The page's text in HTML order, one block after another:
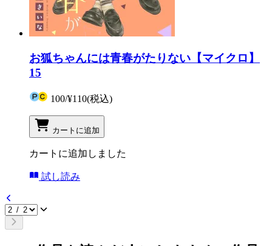
お狐ちゃんには青春がたりない【マイクロ】
15
100/¥110(税込)
カートに追加
カートに追加しました
試し読み